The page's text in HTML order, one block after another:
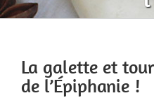
La galette et
de l’Épiphanie !